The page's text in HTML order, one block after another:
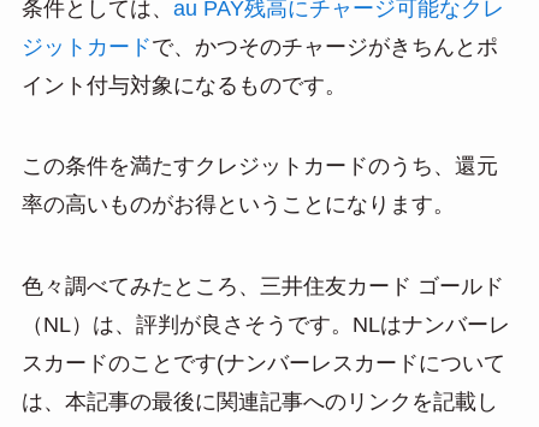
条件としては、 au PAY残高にチャージ可能なクレ
ジットカードで、かつそのチャージがきちんとポ
イント付与対象になるものです。
この条件を満たすクレジットカードのうち、還元
率の高いものがお得ということになります。
色々調べてみたところ、三井住友カード ゴールド
（NL）は、評判が良さそうです。NLはナンバーレ
スカードのことです(ナンバーレスカードについて
は、本記事の最後に関連記事へのリンクを記載し